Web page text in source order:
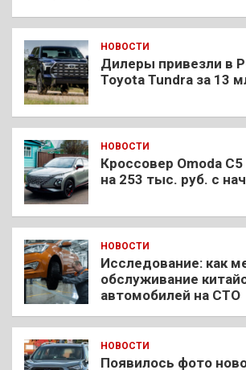
НОВОСТИ
Дилеры привезли в
Toyota Tundra за 13
НОВОСТИ
Кроссовер Omoda
на 253 тыс. руб. с
НОВОСТИ
Исследование: как
обслуживание
автомобилей на СТО
НОВОСТИ
Появилось фото